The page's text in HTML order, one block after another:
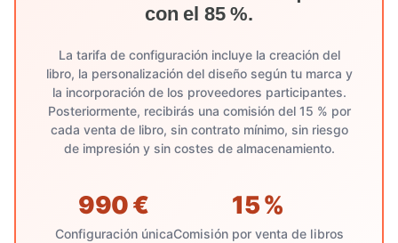
con el 85 %.
La tarifa de configuración incluye la creación del
libro, la personalización del diseño según tu marca y
la incorporación de los proveedores participantes.
Posteriormente, recibirás una comisión del 15 % por
cada venta de libro, sin contrato mínimo, sin riesgo
de impresión y sin costes de almacenamiento.
990 €
Configuración única
15 %
Comisión por venta de libros